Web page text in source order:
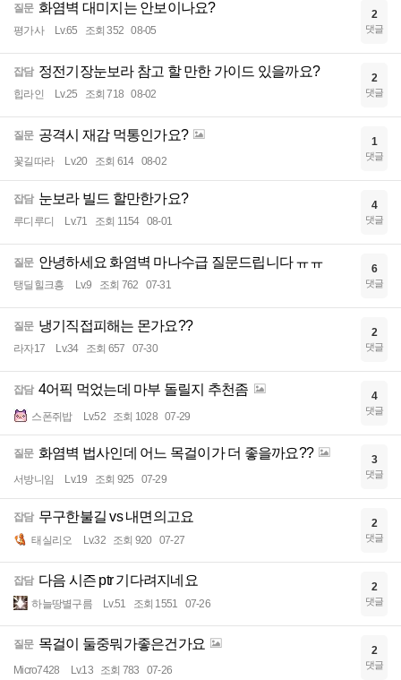
질문 화염벽 대미지는 안보이나요?
평가사 Lv.65 조회 352 08-05
2
댓글
잡담 정전기장눈보라 참고 할 만한 가이드 있을까요?
힙라인 Lv.25 조회 718 08-02
2
댓글
질문 공격시 재감 먹통인가요?
꽃길따라 Lv.20 조회 614 08-02
1
댓글
잡담 눈보라 빌드 할만한가요?
루디루디 Lv.71 조회 1154 08-01
4
댓글
질문 안녕하세요 화염벽 마나수급 질문드립니다 ㅠㅠ
탱딜힐크흥 Lv.9 조회 762 07-31
6
댓글
질문 냉기직접피해는 몬가요??
라자17 Lv.34 조회 657 07-30
2
댓글
잡담 4어픽 먹었는데 마부 돌릴지 추천좀
스폰쥐밥 Lv.52 조회 1028 07-29
4
댓글
질문 화염벽 법사인데 어느 목걸이가 더 좋을까요??
서방니임 Lv.19 조회 925 07-29
3
댓글
잡담 무구한불길 vs 내면의고요
태실리오 Lv.32 조회 920 07-27
2
댓글
잡담 다음 시즌 ptr 기다려지네요
하늘땅별구름 Lv.51 조회 1551 07-26
2
댓글
질문 목걸이 둘중뭐가좋은건가요
Micro7428 Lv.13 조회 783 07-26
2
댓글